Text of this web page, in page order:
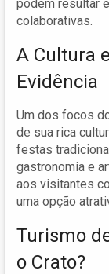
podem resultar
colaborativas.
A Cultura
Evidência
Um dos focos
de sua rica
festas
gastronomia e
aos visitantes
uma opção
Turismo
o Crato?